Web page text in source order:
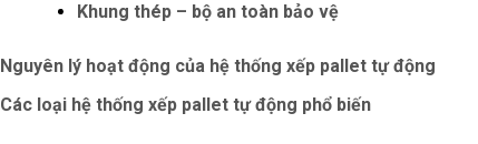
Khung thép – bộ an toàn bảo vệ
Nguyên lý hoạt động của hệ thống xếp pallet tự động
Các loại hệ thống xếp pallet tự động phổ biến